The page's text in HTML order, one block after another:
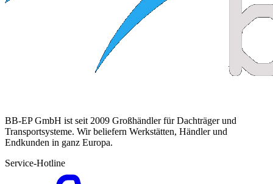
BB-EP GmbH ist seit 2009 Großhändler für Dachträger und
Transportsysteme. Wir beliefern Werkstätten, Händler und
Endkunden in ganz Europa.
Service-Hotline